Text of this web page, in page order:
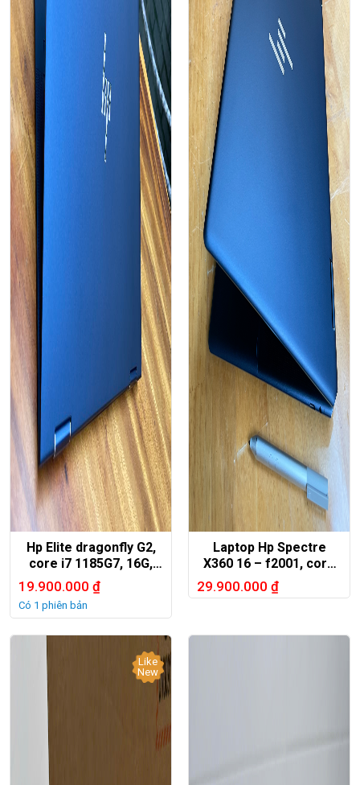
Hp Elite dragonfly G2,
core i7 1185G7, 16G,
512G, LTE sim 5G,
19.900.000 ₫
Có 1 phiên bản
Laptop Hp Spectre
X360 16 – f2001, core
i7 1360P, 32G, 512G, Arc
A370M, 16in 4K oled
29.900.000 ₫
Like
New